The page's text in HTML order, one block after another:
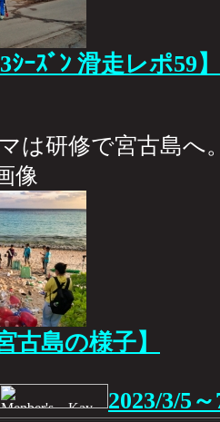
ｼｰｽﾞﾝ 滑走レポ59】
は研修で宮古島へ
像
古島の様子】
2023/3/5～